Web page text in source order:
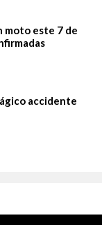
moto este 7 de
accidente